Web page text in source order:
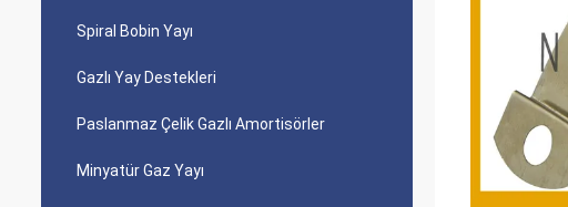
Spiral Bobin Yayı
Gazlı Yay Destekleri
Paslanmaz Çelik Gazlı Amortisörler
Minyatür Gaz Yayı